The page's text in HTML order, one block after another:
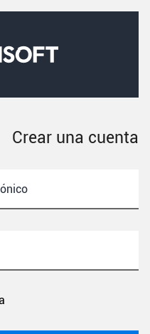
Crear una cuenta